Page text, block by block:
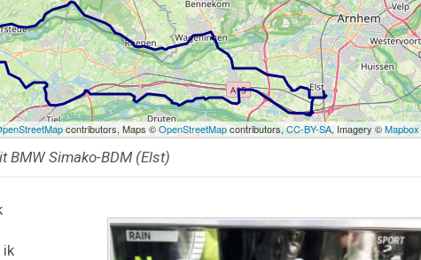
contributors, Maps ©OpenStreetMapcontributors,CC-BY-SA, Imagery ©Mapbox
BMW Simako-BDM (Elst)
ik